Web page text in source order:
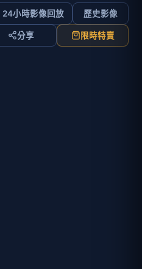
24小時影像回放 歷史影像
分享 限時特賣